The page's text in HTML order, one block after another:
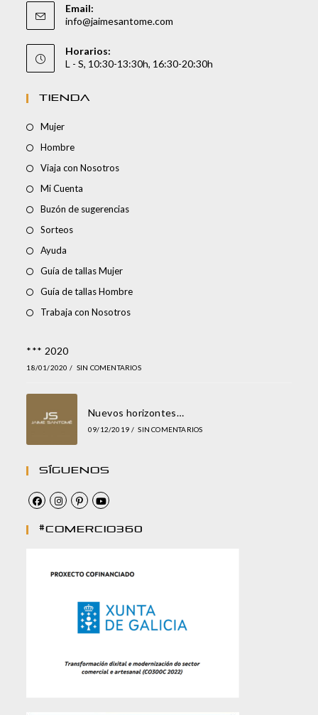
Email:
info@jaimesantome.com
Horarios:
L - S, 10:30-13:30h, 16:30-20:30h
TIENDA
Mujer
Hombre
Viaja con Nosotros
Mi Cuenta
Buzón de sugerencias
Sorteos
Ayuda
Guía de tallas Mujer
Guía de tallas Hombre
Trabaja con Nosotros
*** 2020
18/01/2020 / SIN COMENTARIOS
Nuevos horizontes…
09/12/2019 / SIN COMENTARIOS
Síguenos
#comercio360